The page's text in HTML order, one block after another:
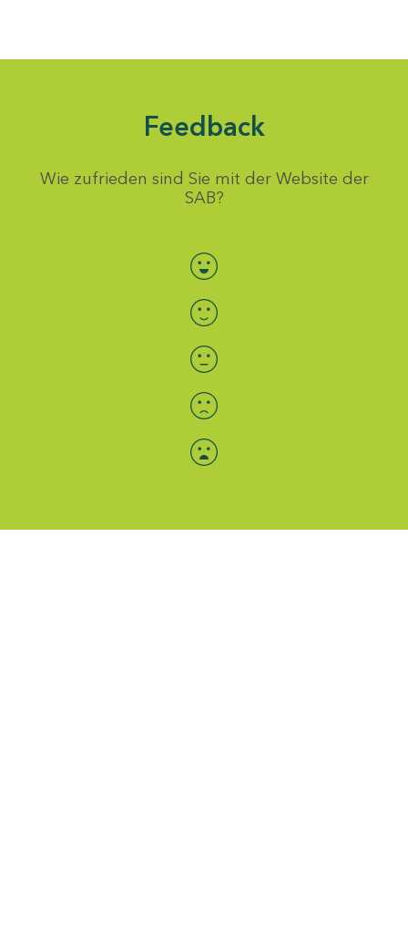
Feedback
Wie zufrieden sind Sie mit der Website der
SAB?
Bewertung auswählen